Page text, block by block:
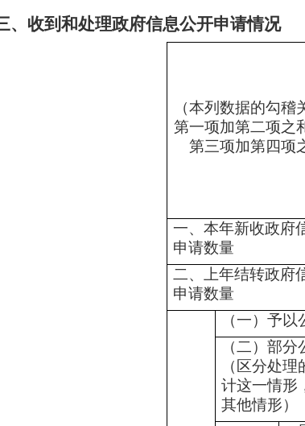
、收到和处理政府信息公开申请情况
（本列数据的勾稽
第一项加第二项之
第三项加第四项
一、本年新收政府
申请数量
二、上年结转政府
申请数量
（一）予以
（二）部分
（区分处理
计这一情形
其他情形）